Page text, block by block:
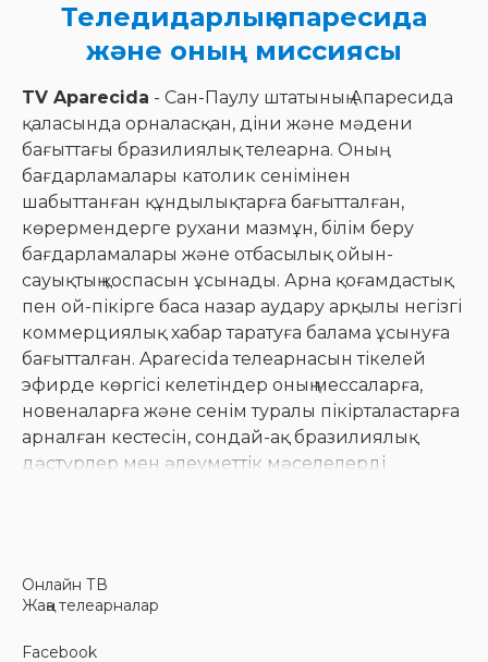
Теледидарлық апаресида
және оның миссиясы
TV Aparecida - Сан-Паулу штатының Апаресида
қаласында орналасқан, діни және мәдени
бағыттағы бразилиялық телеарна. Оның
бағдарламалары католик сенімінен
шабыттанған құндылықтарға бағытталған,
көрермендерге рухани мазмұн, білім беру
бағдарламалары және отбасылық ойын-
сауықтың қоспасын ұсынады. Арна қоғамдастық
пен ой-пікірге баса назар аудару арқылы негізгі
коммерциялық хабар таратуға балама ұсынуға
бағытталған. Aparecida телеарнасын тікелей
эфирде көргісі келетіндер оның мессаларға,
новеналарға және сенім туралы пікірталастарға
арналған кестесін, сондай-ақ бразилиялық
дәстүрлер мен әлеуметтік мәселелерді
Әртүрлі бағдарламалау
Онлайн ТВ
Жаңа телеарналар
Facebook